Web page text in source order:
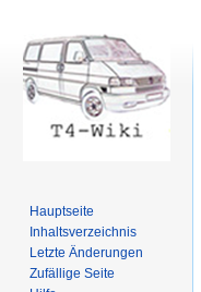
Hauptseite
Inhaltsverzeichnis
Letzte Änderungen
Zufällige Seite